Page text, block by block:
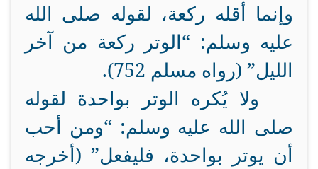
وإنما أقله ركعة، لقوله صلى الله
عليه وسلم: “الوتر ركعة من آخر
الليل” (رواه مسلم 752).
ولا يُكره الوتر بواحدة لقوله
صلى الله عليه وسلم: “ومن أحب
أن يوتر بواحدة، فليفعل” (أخرجه